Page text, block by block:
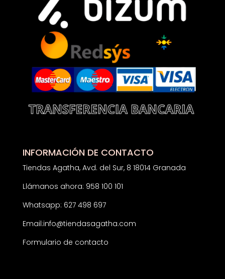
INFORMACIÓN DE CONTACTO
Tiendas Agatha, Avd. del Sur, 8 18014 Granada
Llámanos ahora: 958 100 101
Whatsapp: 627 498 697
Email:info@tiendasagatha.com
Formulario de contacto